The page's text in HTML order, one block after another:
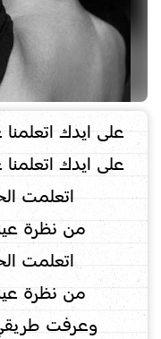
على ايدك
على ايدك
اتعلمت
من نظرة
اتعلمت
من نظرة
وعرفت